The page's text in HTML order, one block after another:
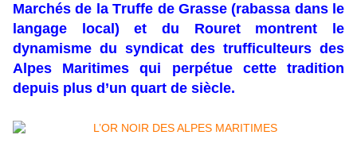
Marchés de la Truffe de Grasse (rabassa dans le
langage local) et du Rouret montrent le
dynamisme du syndicat des trufficulteurs des
Alpes Maritimes qui perpétue cette tradition
depuis plus d’un quart de siècle.